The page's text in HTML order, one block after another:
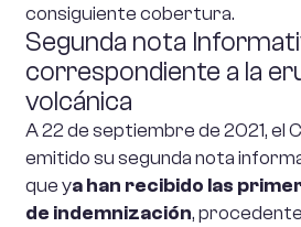
consiguiente cobertura.
Segunda nota
correspondiente a la
volcánica
A 22 de septiembre de 2021, el
emitido su segunda nota
que ya han recibido las
de indemnización,